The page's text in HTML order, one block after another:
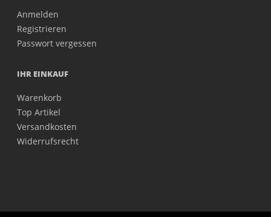
Anmelden
Registrieren
Passwort vergessen
IHR EINKAUF
Warenkorb
Top Artikel
Versandkosten
Widerrufsrecht